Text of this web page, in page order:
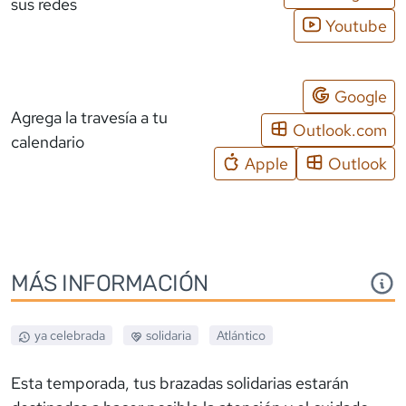
sus redes
Youtube
Agrega la travesía a tu
calendario
Google
Outlook.com
Apple
Outlook
MÁS INFORMACIÓN
ya celebrada solidaria Atlántico
Esta temporada, tus brazadas solidarias estarán